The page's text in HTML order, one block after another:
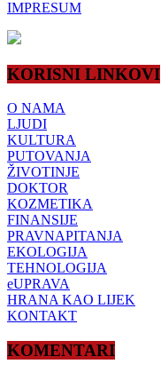
IMPRESUM
KORISNI LINKOVI
O NAMA
LJUDI
KULTURA
PUTOVANJA
ŽIVOTINJE
DOKTOR
KOZMETIKA
FINANSIJE
PRAVNAPITANJA
EKOLOGIJA
TEHNOLOGIJA
eUPRAVA
HRANA KAO LIJEK
KONTAKT
KOMENTARI